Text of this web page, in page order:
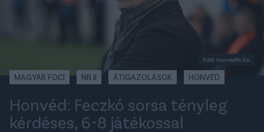
Fotó: honvedfc.hu
MAGYAR FOCI NB II ÁTIGAZOLÁSOK HONVÉD
Honvéd: Feczkó sorsa tényleg
kérdéses, 6-8 játékossal